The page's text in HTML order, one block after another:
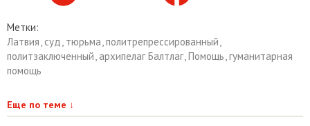
Метки:
Латвия суд тюрьма политрепрессированный
политзаключенный архипелаг Балтлаг Помощь гуманитарная
помощь
Еще по теме ↓